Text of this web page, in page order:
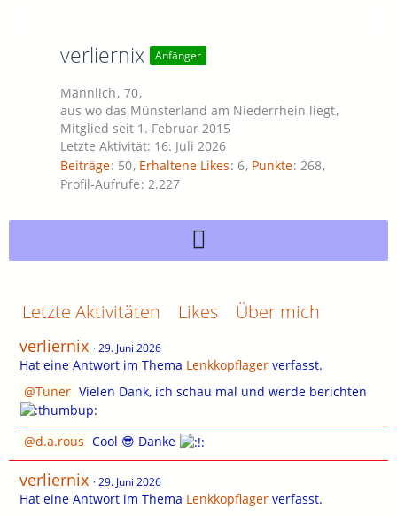
verliernix Anfänger
Männlich 70
aus wo das Münsterland am Niederrhein liegt
Mitglied seit 1. Februar 2015
Letzte Aktivität: 16. Juli 2026
Beiträge 50 Erhaltene Likes 6 Punkte 268
Profil-Aufrufe 2.227
Letzte Aktivitäten Likes Über mich
verliernix 29. Juni 2026
Hat eine Antwort im Thema Lenkkopflager verfasst.
Tuner Vielen Dank, ich schau mal und werde berichten
d.a.rous Cool 😎 Danke
verliernix 29. Juni 2026
Hat eine Antwort im Thema Lenkkopflager verfasst.